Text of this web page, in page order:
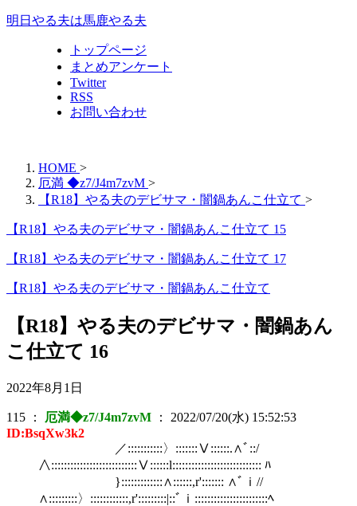
明日やる夫は馬鹿やる夫
トップページ
まとめアンケート
Twitter
RSS
お問い合わせ
HOME >
厄満 ◆z7/J4m7zvM >
【R18】やる夫のデビサマ・闇鍋あんこ仕立て >
【R18】やる夫のデビサマ・闇鍋あんこ仕立て 15
【R18】やる夫のデビサマ・闇鍋あんこ仕立て 17
【R18】やる夫のデビサマ・闇鍋あんこ仕立て
【R18】やる夫のデビサマ・闇鍋あん
こ仕立て 16
2022年8月1日
115 ： 厄満◆z7/J4m7zvM ： 2022/07/20(水) 15:52:53
ID:BsqXw3k2
／:::::::::::〉:::::::Ⅴ::::::.∧ﾞ::/
∧:::::::::::::::::::::::::::Ⅴ::::::l:::::::::::::::::::::::::::: ﾊ
}:::::::::::::∧::::::,r'::::::: ∧ﾞｉ//
∧:::::::::〉::::::::::::,r':::::::::|::ﾞｉ:::::::::::::::::::::::ﾍ